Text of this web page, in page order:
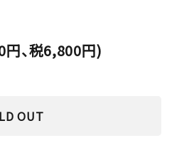
、税6,800円)
OUT